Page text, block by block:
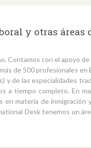
y otras áreas
Contamos con el apoyo
de 500 profesionales
de las especialidades
a tiempo completo. En
materia de inmigración
Desk tenemos un